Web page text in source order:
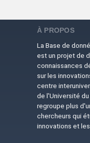
À PROPOS
La Base de
est un projet de
connaissances
sur les
centre
de l'Université
regroupe plus
chercheurs qui
innovations et